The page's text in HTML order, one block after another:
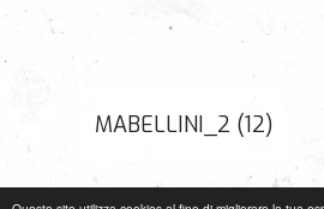
MABELLINI_2 (12)